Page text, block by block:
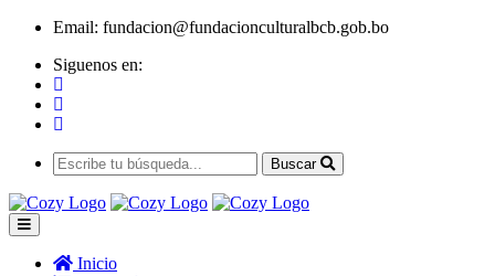
Email: fundacion@fundacionculturalbcb.gob.bo
Siguenos en:
Buscar
Inicio